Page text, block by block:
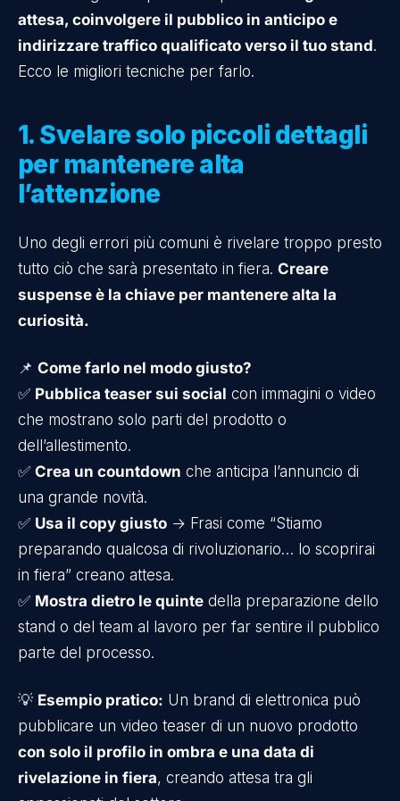
attesa, coinvolgere il pubblico in anticipo e
indirizzare traffico qualificato verso il tuo stand.
Ecco le migliori tecniche per farlo.
1. Svelare solo piccoli dettagli
per mantenere alta
l’attenzione
Uno degli errori più comuni è rivelare troppo presto
tutto ciò che sarà presentato in fiera. Creare
suspense è la chiave per mantenere alta la
curiosità.
📌 Come farlo nel modo giusto?
✅ Pubblica teaser sui social con immagini o video
che mostrano solo parti del prodotto o
dell’allestimento.
✅ Crea un countdown che anticipa l’annuncio di
una grande novità.
✅ Usa il copy giusto → Frasi come “Stiamo
preparando qualcosa di rivoluzionario… lo scoprirai
in fiera” creano attesa.
✅ Mostra dietro le quinte della preparazione dello
stand o del team al lavoro per far sentire il pubblico
parte del processo.
💡 Esempio pratico: Un brand di elettronica può
pubblicare un video teaser di un nuovo prodotto
con solo il profilo in ombra e una data di
rivelazione in fiera, creando attesa tra gli